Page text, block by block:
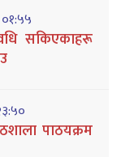
०१:५५
सकिएकाहरू
पाठयक्रम